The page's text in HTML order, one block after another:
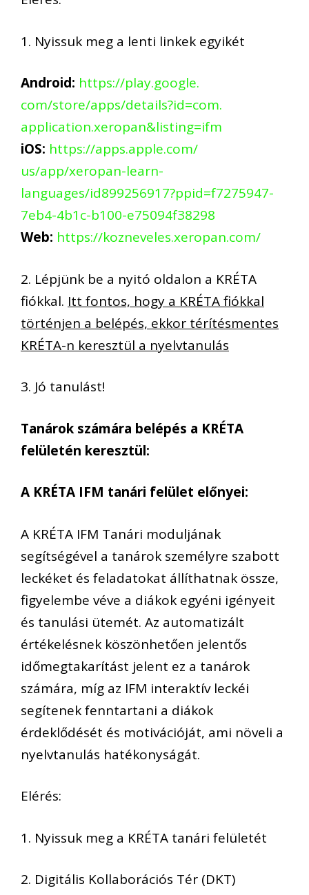
1. Nyissuk meg a lenti linkek egyikét
Android: https://play.google.
com/store/apps/details?id=com.
application.xeropan&listing=ifm
iOS: https://apps.apple.com/
us/app/xeropan-learn-
languages/id899256917?ppid=f7275947-
7eb4-4b1c-b100-e75094f38298
Web: https://kozneveles.xeropan.com/
2. Lépjünk be a nyitó oldalon a KRÉTA
fiókkal. Itt fontos, hogy a KRÉTA fiókkal
történjen a belépés, ekkor térítésmentes
KRÉTA-n keresztül a nyelvtanulás
3. Jó tanulást!
Tanárok számára belépés a KRÉTA
felületén keresztül:
A KRÉTA IFM tanári felület előnyei:
A KRÉTA IFM Tanári moduljának
segítségével a tanárok személyre szabott
leckéket és feladatokat állíthatnak össze,
figyelembe véve a diákok egyéni igényeit
és tanulási ütemét. Az automatizált
értékelésnek köszönhetően jelentős
időmegtakarítást jelent ez a tanárok
számára, míg az IFM interaktív leckéi
segítenek fenntartani a diákok
érdeklődését és motivációját, ami növeli a
nyelvtanulás hatékonyságát.
Elérés:
1. Nyissuk meg a KRÉTA tanári felületét
2. Digitális Kollaborációs Tér (DKT)